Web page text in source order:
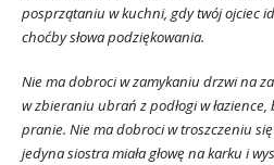
posprzątaniu w kuchni, gdy twój ojciec
choćby słowa podziękowania.
Nie ma dobroci w zamykaniu drzwi na
w zbieraniu ubrań z podłogi w łazience,
pranie. Nie ma dobroci w troszczeniu
jedyna siostra miała głowę na karku i